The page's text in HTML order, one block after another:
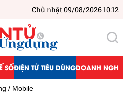
Chủ nhật 09/08/2026 10:12
SỐĐIỆN TỬ TIÊU DÙNGDOANH
Mobile